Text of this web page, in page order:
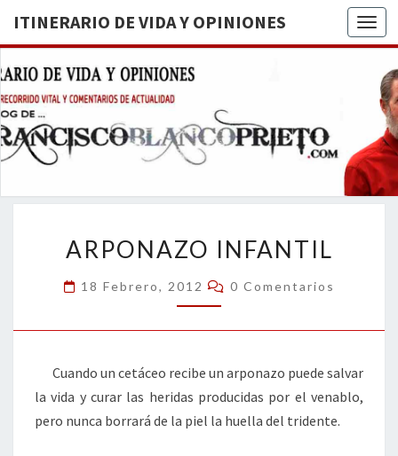
ITINERARIO DE VIDA Y OPINIONES
DE
BREVE
RECORRIDO
VITAL Y
ACTUALIDAD
INFANTIL
ARPONAZO INFANTIL
18 Febrero, 2012 Comentarios
0 Comentarios
Cuando un cetáceo recibe un arponazo puede salvar
la vida y curar las heridas producidas por el venablo,
pero nunca borrará de la piel la huella del tridente.